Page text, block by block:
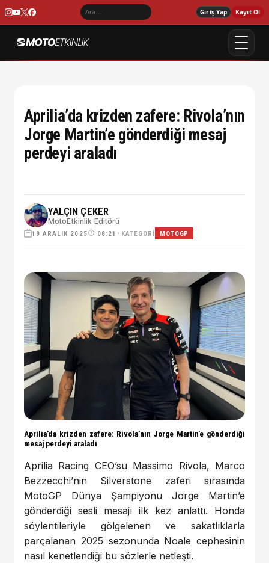
Giriş Yap Kayıt Ol
Aprilia’da krizden zafere: Rivola’nın
Jorge Martin’e gönderdiği mesaj
perdeyi araladı
YALÇIN ÇEKER
MotoEtkinlik Editörü
19 ARALIK 2025 08:21 • KATEGORI MOTOGP
Aprilia’da krizden zafere: Rivola’nın Jorge Martin’e gönderdiği
mesaj perdeyi araladı
Aprilia Racing CEO’su Massimo Rivola, Marco
Bezzecchi’nin Silverstone zaferi sırasında
MotoGP Dünya Şampiyonu Jorge Martin’e
gönderdiği sesli mesajı ilk kez anlattı. Honda
söylentileriyle gölgelenen ve sakatlıklarla
parçalanan 2025 sezonunda Noale cephesinin
nasıl kenetlendiği bu sözlerle netleşti.